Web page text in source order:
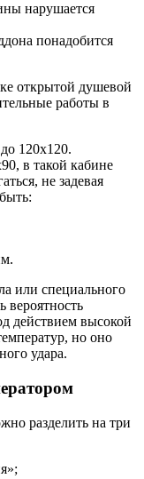
нарушается
понадобится
открытой душевой
работы в
120х120.
в такой кабине
не задевая
или специального
вероятность
действием высокой
но оно
удара.
разделить на три